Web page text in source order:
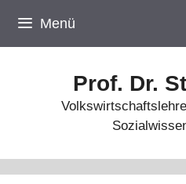
Inhalt
springen
Menü
Prof. Dr.